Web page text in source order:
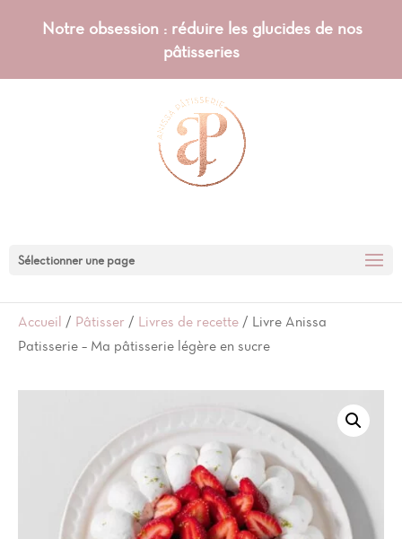
Notre obsession : réduire les glucides de nos
pâtisseries
Sélectionner une page
Accueil / Pâtisser / Livres de recette / Livre Anissa
Patisserie – Ma pâtisserie légère en sucre